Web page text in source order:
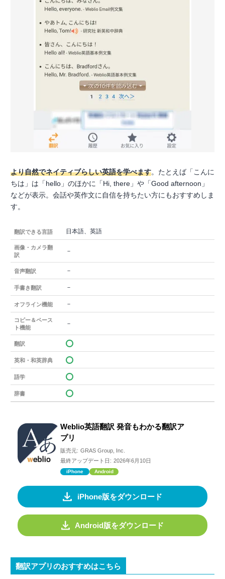
より自然でネイティブらしい英語を学べます。たとえば「こんに
ちは」は「hello」のほかに「Hi, there」や「Good afternoon」
などが表示。会話や英作文に自信を持ちたい方にもおすすめしま
す。
翻訳できる言語 日本語、英語
画像・カメラ翻
訳
－
音声翻訳 －
手書き翻訳 －
オフライン機能 －
コピー＆ペース
ト機能
－
翻訳
英和・和英辞典
語学
辞書
Weblio英語翻訳 発音もわかる翻訳ア
プリ
販売元: GRAS Group, Inc.
最終アップデート日: 2026年6月10日
iPhone Android
iPhone版をダウンロード
Android版をダウンロード
翻訳アプリのおすすめはこちら